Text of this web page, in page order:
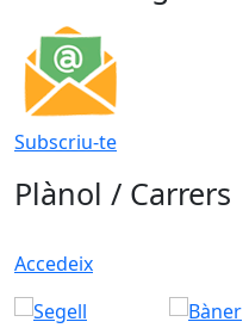
Subscriu-te
Plànol / Carrers
Accedeix